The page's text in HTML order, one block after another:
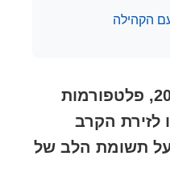
בעידן הדיגיטלי של 2025, פלטפורמות
לזירת הקרב
תשומת הלב של